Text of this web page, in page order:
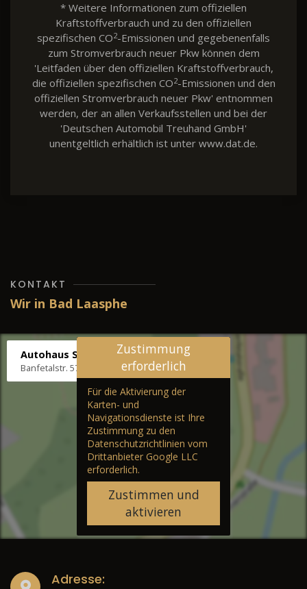
* Weitere Informationen zum offiziellen
Kraftstoffverbrauch und zu den offiziellen
spezifischen CO2-Emissionen und gegebenenfalls
zum Stromverbrauch neuer Pkw können dem
'Leitfaden über den offiziellen Kraftstoffverbrauch,
die offiziellen spezifischen CO2-Emissionen und den
offiziellen Stromverbrauch neuer Pkw' entnommen
werden, der an allen Verkaufsstellen und bei der
'Deutschen Automobil Treuhand GmbH'
unentgeltlich erhältlich ist unter www.dat.de.
KONTAKT
Wir in Bad Laasphe
Autohaus Stenger
Banfetalstr. 57, 57334 Bad Laasphe
Zustimmung
erforderlich
Für die Aktivierung der
Karten- und
Navigationsdienste ist Ihre
Zustimmung zu den
Datenschutzrichtlinien vom
Drittanbieter Google LLC
erforderlich.
Zustimmen und
aktivieren
Adresse: